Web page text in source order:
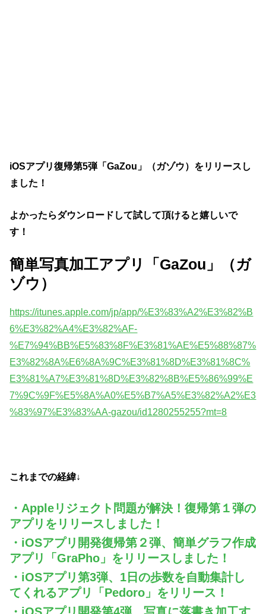
iOSアプリ復帰第5弾「GaZou」（ガゾウ）をリリースし
ました！
よかったらダウンロードして試して頂けると嬉しいで
す！
簡単写真加工アプリ「GaZou」（ガ
ゾウ）
https://itunes.apple.com/jp/app/%E3%83%A2%E3%82%B
6%E3%82%A4%E3%82%AF-
%E7%94%BB%E5%83%8F%E3%81%AE%E5%88%87%
E3%82%8A%E6%8A%9C%E3%81%8D%E3%81%8C%
E3%81%A7%E3%81%8D%E3%82%8B%E5%86%99%E
7%9C%9F%E5%8A%A0%E5%B7%A5%E3%82%A2%E3
%83%97%E3%83%AA-gazou/id1280255255?mt=8
これまでの経緯↓
・Appleリジェクト問題が解決！復帰第１弾の
アプリをリリースしました！
・iOSアプリ開発復帰第２弾、簡単グラフ作成
アプリ「GraPho」をリリースしました！
・iOSアプリ第3弾、1日の歩数を自動集計し
てくれるアプリ「Pedoro」をリリース！